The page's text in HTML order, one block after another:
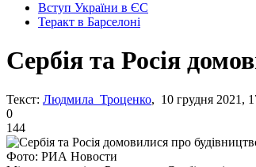
Вступ України в ЄС
Теракт в Барселоні
Сербія та Росія
Текст: Людмила Троценко, 10 грудня 2021,
0
144
Фото: РИА Новости